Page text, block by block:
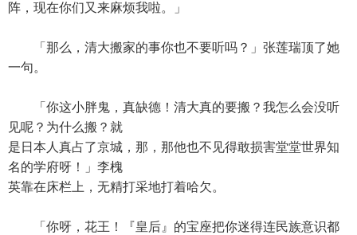
阵，现在你们又来麻烦我啦。」
「那么，清大搬家的事你也不要听吗？」张莲瑞顶了她
一句。
「你这小胖鬼，真缺德！清大真的要搬？我怎么会没听
见呢？为什么搬？就
是日本人真占了京城，那，那他也不见得敢损害堂堂世界知
名的学府呀！」李槐
英靠在床栏上，无精打采地打着哈欠。
「你呀，花王！『皇后』的宝座把你迷得连民族意识都